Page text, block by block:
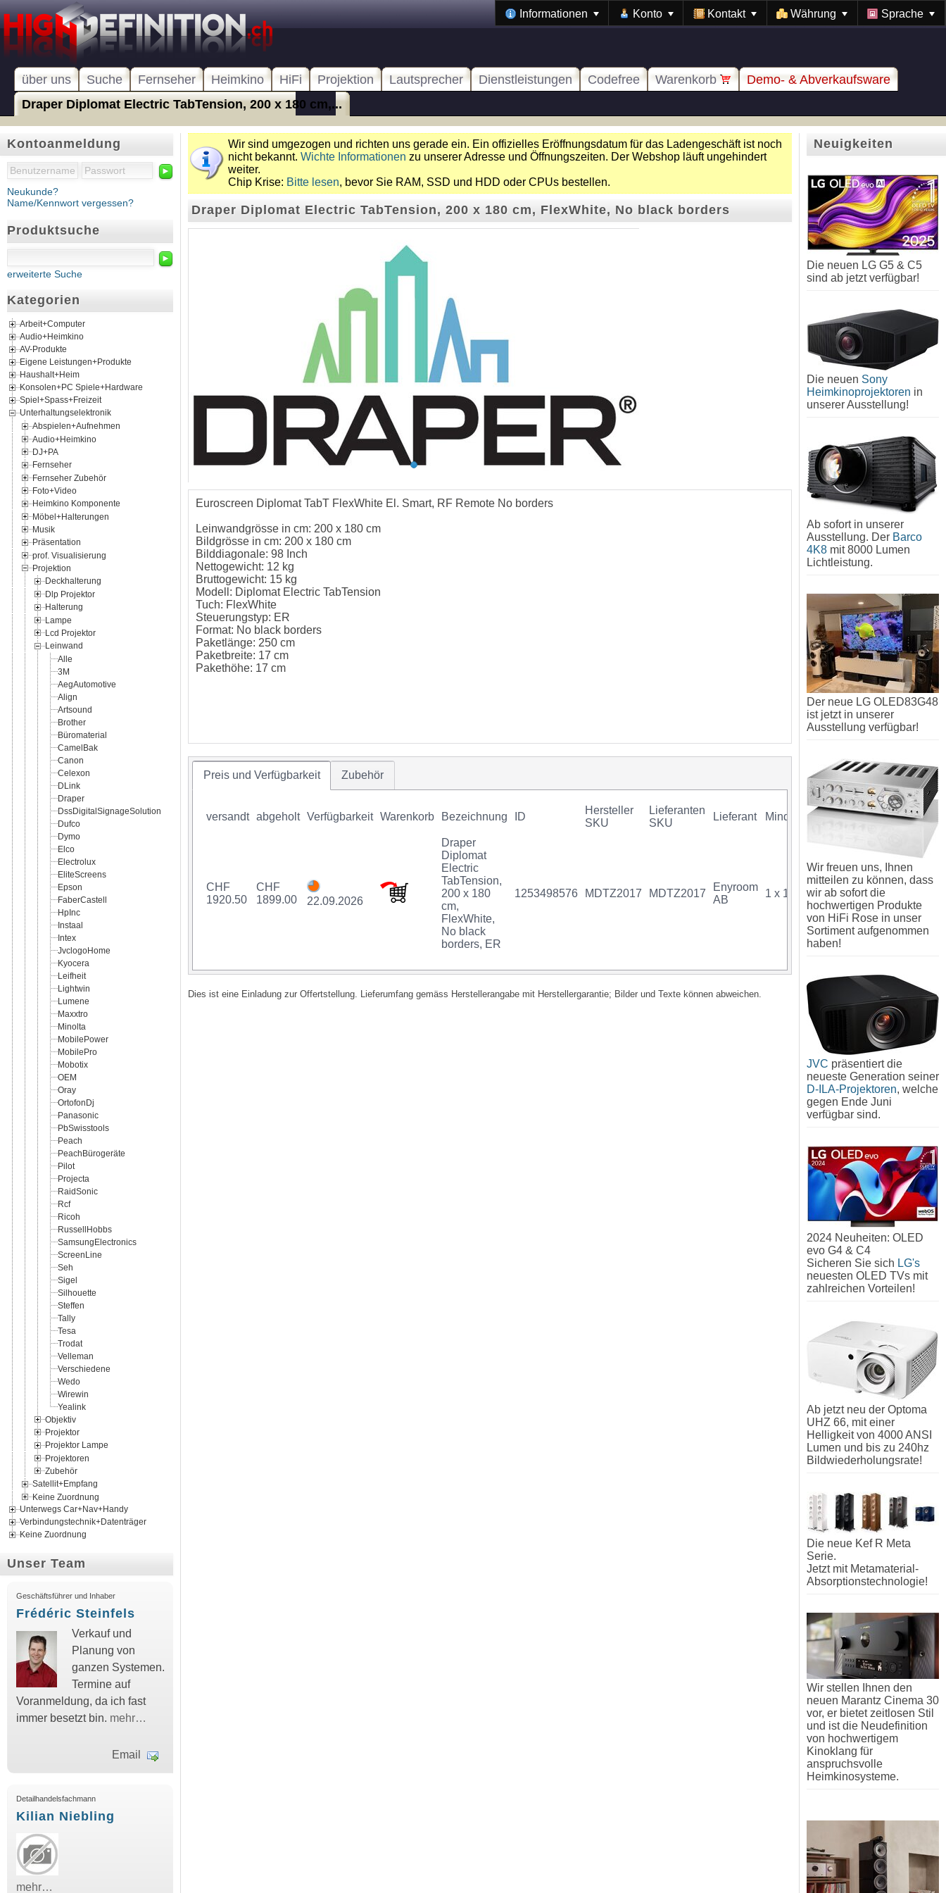
Informationen Konto Kontakt Währung Sprache
über uns Suche Fernseher Heimkino HiFi Projektion Lautsprecher Dienstleistungen Codefree Warenkorb
Demo- & Abverkaufsware
Draper Diplomat Electric TabTension, 200 x 180 cm,...
Kontoanmeldung
►
Neukunde?
Name/Kennwort vergessen?
Produktsuche
►
erweiterte Suche
Kategorien
Arbeit+Computer
Audio+Heimkino
AV-Produkte
Eigene Leistungen+Produkte
Haushalt+Heim
Konsolen+PC Spiele+Hardware
Spiel+Spass+Freizeit
Unterhaltungselektronik
Abspielen+Aufnehmen
Audio+Heimkino
DJ+PA
Fernseher
Fernseher Zubehör
Foto+Video
Heimkino Komponente
Möbel+Halterungen
Musik
Präsentation
prof. Visualisierung
Projektion
Deckhalterung
Dlp Projektor
Halterung
Lampe
Lcd Projektor
Leinwand
Alle
3M
AegAutomotive
Align
Artsound
Brother
Büromaterial
CamelBak
Canon
Celexon
DLink
Draper
DssDigitalSignageSolution
Dufco
Dymo
Elco
Electrolux
EliteScreens
Epson
FaberCastell
HpInc
Instaal
Intex
JvclogoHome
Kyocera
Leifheit
Lightwin
Lumene
Maxxtro
Minolta
MobilePower
MobilePro
Mobotix
OEM
Oray
OrtofonDj
Panasonic
PbSwisstools
Peach
PeachBürogeräte
Pilot
Projecta
RaidSonic
Rcf
Ricoh
RussellHobbs
SamsungElectronics
ScreenLine
Seh
Sigel
Silhouette
Steffen
Tally
Tesa
Trodat
Velleman
Verschiedene
Wedo
Wirewin
Yealink
Objektiv
Projektor
Projektor Lampe
Projektoren
Zubehör
Satellit+Empfang
Keine Zuordnung
Unterwegs Car+Nav+Handy
Verbindungstechnik+Datenträger
Keine Zuordnung
Unser Team
Geschäftsführer und Inhaber
Frédéric Steinfels
Verkauf und
Planung von
ganzen Systemen.
Termine auf
Voranmeldung, da ich fast
immer besetzt bin. mehr…
Email
Detailhandelsfachmann
Kilian Niebling
mehr…
Wir sind umgezogen und richten uns gerade ein. Ein offizielles Eröffnungsdatum für das Ladengeschäft ist noch
nicht bekannt. Wichte Informationen zu unserer Adresse und Öffnungszeiten. Der Webshop läuft ungehindert
weiter.
Chip Krise: Bitte lesen, bevor Sie RAM, SSD und HDD oder CPUs bestellen.
Draper Diplomat Electric TabTension, 200 x 180 cm, FlexWhite, No black borders
Euroscreen Diplomat TabT FlexWhite El. Smart, RF Remote No borders
Leinwandgrösse in cm: 200 x 180 cm
Bildgrösse in cm: 200 x 180 cm
Bilddiagonale: 98 Inch
Nettogewicht: 12 kg
Bruttogewicht: 15 kg
Modell: Diplomat Electric TabTension
Tuch: FlexWhite
Steuerungstyp: ER
Format: No black borders
Paketlänge: 250 cm
Paketbreite: 17 cm
Pakethöhe: 17 cm
Preis und Verfügbarkeit Zubehör
versandt abgeholt Verfügbarkeit Warenkorb Bezeichnung ID
Hersteller
SKU
Lieferanten
SKU
Lieferant Mindestkauf GTIN
CHF
1920.50
CHF
1899.00
22.09.2026
Draper
Diplomat
Electric
TabTension,
200 x 180
cm,
FlexWhite,
No black
borders, ER
1253498576 MDTZ2017 MDTZ2017
Enyroom
AB
1 x 1 Stück 07340034703342
Dies ist eine Einladung zur Offertstellung. Lieferumfang gemäss Herstellerangabe mit Herstellergarantie; Bilder und Texte können abweichen.
Neuigkeiten
Die neuen LG G5 & C5
sind ab jetzt verfügbar!
Die neuen Sony
Heimkinoprojektoren in
unserer Ausstellung!
Ab sofort in unserer
Ausstellung. Der Barco
4K8 mit 8000 Lumen
Lichtleistung.
Der neue LG OLED83G48
ist jetzt in unserer
Ausstellung verfügbar!
Wir freuen uns, Ihnen
mitteilen zu können, dass
wir ab sofort die
hochwertigen Produkte
von HiFi Rose in unser
Sortiment aufgenommen
haben!
JVC präsentiert die
neueste Generation seiner
D-ILA-Projektoren, welche
gegen Ende Juni
verfügbar sind.
2024 Neuheiten: OLED
evo G4 & C4
Sicheren Sie sich LG's
neuesten OLED TVs mit
zahlreichen Vorteilen!
Ab jetzt neu der Optoma
UHZ 66, mit einer
Helligkeit von 4000 ANSI
Lumen und bis zu 240hz
Bildwiederholungsrate!
Die neue Kef R Meta
Serie.
Jetzt mit Metamaterial-
Absorptionstechnologie!
Wir stellen Ihnen den
neuen Marantz Cinema 30
vor, er bietet zeitlosen Stil
und ist die Neudefinition
von hochwertigem
Kinoklang für
anspruchsvolle
Heimkinosysteme.